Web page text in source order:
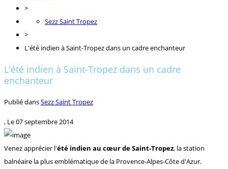
>
Sezz Saint Tropez
>
L'été indien à Saint-Tropez dans un cadre enchanteur
L'été indien à Saint-Tropez dans un cadre
enchanteur
Publié dansSezz Saint Tropez
, Le07 septembre 2014
Venez apprécier l'été indien au cœur de Saint-Tropez, la station
balnéaire la plus emblématique de la Provence-Alpes-Côte d'Azur.